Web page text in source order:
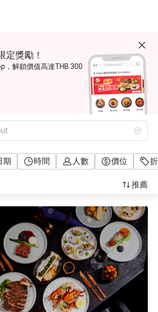
定獎勵！
，解鎖價值高達THB 300
期 時間 人數 價位
推薦